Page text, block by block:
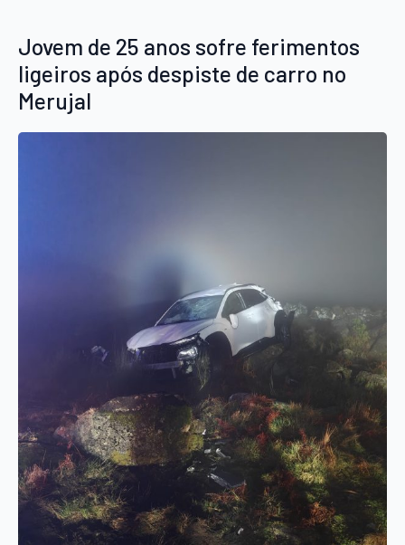
Jovem de 25 anos sofre ferimentos
ligeiros após despiste de carro no
Merujal